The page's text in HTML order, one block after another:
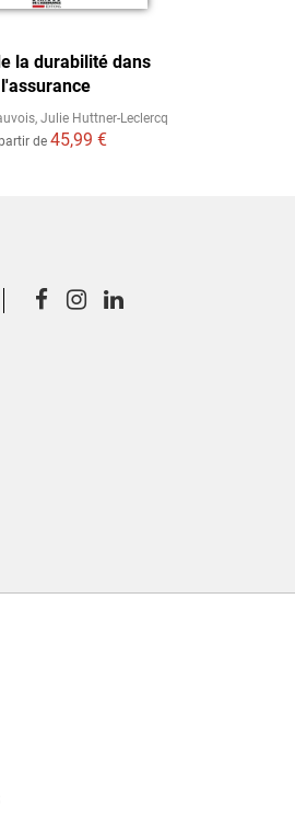
la durabilité dans
l'assurance
, Julie Huttner-Leclercq
de 45,99 €